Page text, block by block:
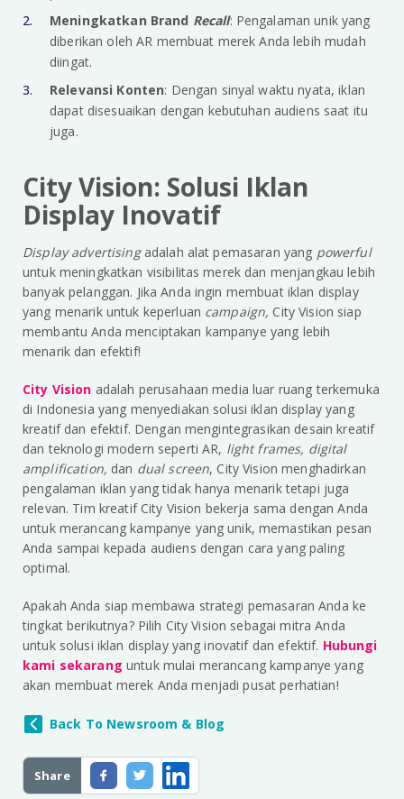
Share
Meningkatkan Brand Recall: Pengalaman unik yang
diberikan oleh AR membuat merek Anda lebih mudah
diingat.
Relevansi Konten: Dengan sinyal waktu nyata, iklan
dapat disesuaikan dengan kebutuhan audiens saat itu
juga.
City Vision: Solusi Iklan
Display Inovatif
Display advertising adalah alat pemasaran yang powerful
untuk meningkatkan visibilitas merek dan menjangkau lebih
banyak pelanggan. Jika Anda ingin membuat iklan display
yang menarik untuk keperluan campaign, City Vision siap
membantu Anda menciptakan kampanye yang lebih
menarik dan efektif!
City Vision adalah perusahaan media luar ruang terkemuka
di Indonesia yang menyediakan solusi iklan display yang
kreatif dan efektif. Dengan mengintegrasikan desain kreatif
dan teknologi modern seperti AR, light frames, digital
amplification, dan dual screen, City Vision menghadirkan
pengalaman iklan yang tidak hanya menarik tetapi juga
relevan. Tim kreatif City Vision bekerja sama dengan Anda
untuk merancang kampanye yang unik, memastikan pesan
Anda sampai kepada audiens dengan cara yang paling
optimal.
Apakah Anda siap membawa strategi pemasaran Anda ke
tingkat berikutnya? Pilih City Vision sebagai mitra Anda
untuk solusi iklan display yang inovatif dan efektif. Hubungi
kami sekarang untuk mulai merancang kampanye yang
akan membuat merek Anda menjadi pusat perhatian!
Back To Newsroom & Blog